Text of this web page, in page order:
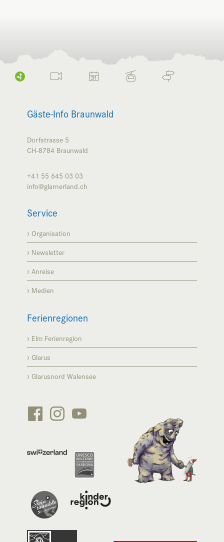
Gäste-Info Braunwald
Dorfstrasse 5
CH-8784 Braunwald
+41 55 645 03 03
info@glarnerland.ch
Service
Organisation
Newsletter
Anreise
Medien
Ferienregionen
Elm Ferienregion
Glarus
Glarusnord Walensee

 